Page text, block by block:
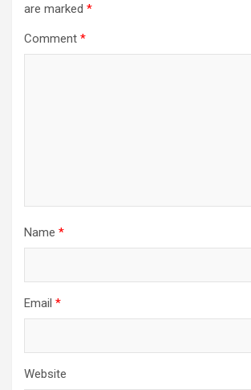
are marked *
Comment *
Name *
Email *
Website